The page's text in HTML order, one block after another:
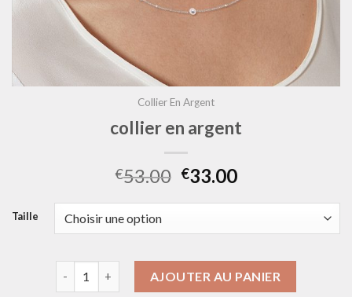
Collier En Argent
collier en argent
€53.00 €33.00
Taille
AJOUTER AU PANIER